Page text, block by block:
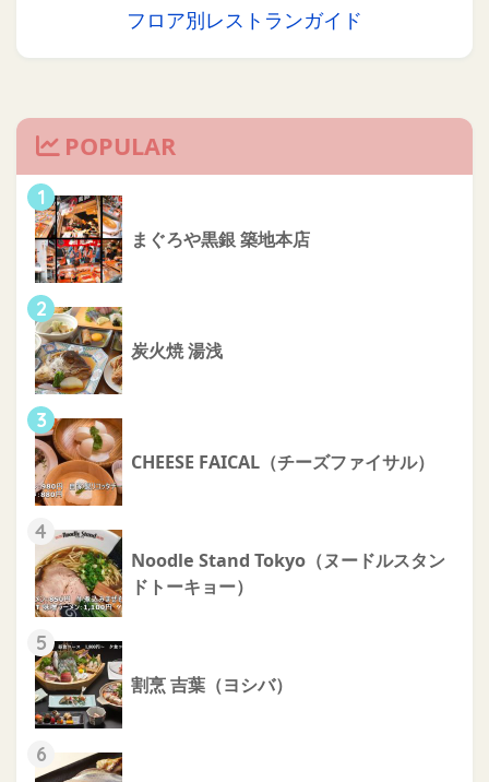
フロア別レストランガイド
POPULAR
1
まぐろや黒銀 築地本店
2
炭火焼 湯浅
3
CHEESE FAICAL（チーズファイサル）
4
Noodle Stand Tokyo（ヌードルスタン
ドトーキョー）
5
割烹 吉葉（ヨシバ）
6